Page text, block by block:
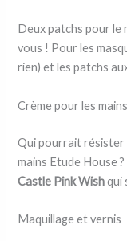
Deux patchs pour le
vous ! Pour les
rien) et les patchs
Crème pour les mains
Qui pourrait résister
mains Etude House ?
Castle Pink Wishqui
Maquillage et vernis